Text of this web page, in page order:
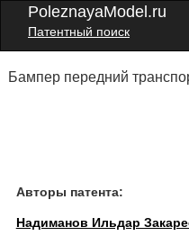
PoleznayaModel.ru
Патентный поиск
Бампер передний
Авторы патента:
Надиманов Ильдар